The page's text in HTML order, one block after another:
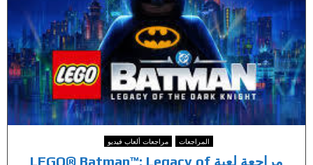
المراجعات مراجعات ألعاب فيديو
مراجعة لعبة LEGO® Batman™: Legacy of